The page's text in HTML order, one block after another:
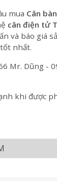
mua Cân
cân điện tử
và báo giá
nhất.
Mr. Dũng -
khi được